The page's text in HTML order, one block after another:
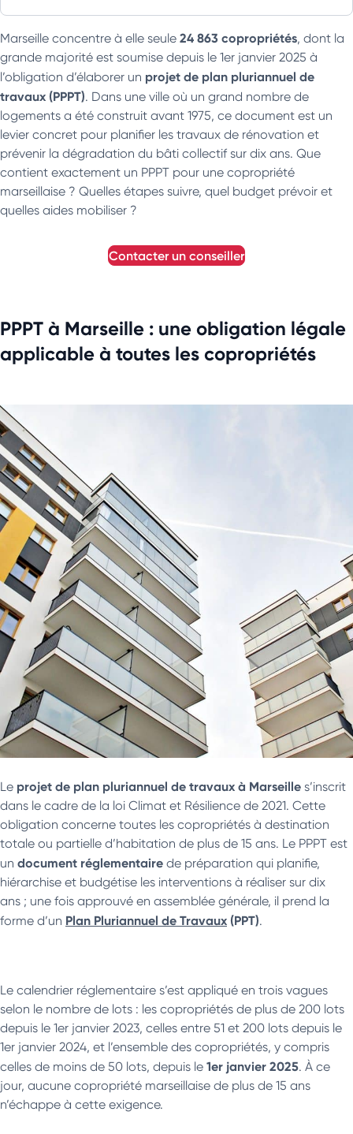
Marseille concentre à elle seule 24 863 copropriétés, dont la
grande majorité est soumise depuis le 1er janvier 2025 à
l’obligation d’élaborer un projet de plan pluriannuel de
travaux (PPPT). Dans une ville où un grand nombre de
logements a été construit avant 1975, ce document est un
levier concret pour planifier les travaux de rénovation et
prévenir la dégradation du bâti collectif sur dix ans. Que
contient exactement un PPPT pour une copropriété
marseillaise ? Quelles étapes suivre, quel budget prévoir et
quelles aides mobiliser ?
contacter un conseiller
PPPT à Marseille : une obligation légale
applicable à toutes les copropriétés
Le projet de plan pluriannuel de travaux à Marseille s’inscrit
dans le cadre de la loi Climat et Résilience de 2021. Cette
obligation concerne toutes les copropriétés à destination
totale ou partielle d’habitation de plus de 15 ans. Le PPPT est
un document réglementaire de préparation qui planifie,
hiérarchise et budgétise les interventions à réaliser sur dix
ans ; une fois approuvé en assemblée générale, il prend la
forme d’un Plan Pluriannuel de Travaux (PPT).
Le calendrier réglementaire s’est appliqué en trois vagues
selon le nombre de lots : les copropriétés de plus de 200 lots
depuis le 1er janvier 2023, celles entre 51 et 200 lots depuis le
1er janvier 2024, et l’ensemble des copropriétés, y compris
celles de moins de 50 lots, depuis le 1er janvier 2025. À ce
jour, aucune copropriété marseillaise de plus de 15 ans
n’échappe à cette exigence.